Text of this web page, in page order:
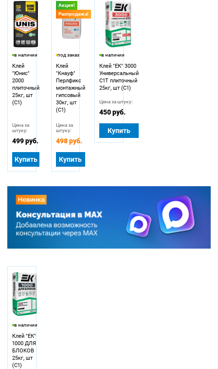
в наличии
Клей
"Юнис"
2000
плиточный
25кг, шт
(С1)
Цена за
штуку:
499 руб.
Купить
Акция!
Распродажа!
под заказ
Клей
"Кнауф"
Перлфикс
монтажный
гипсовый
30кг, шт
(С1)
Цена за
штуку:
498 руб.
Купить
в наличии
Клей "ЕК" 3000
Универсальный
С1Т плиточный
25кг, шт (С1)
Цена за штуку:
450 руб.
Купить
в наличии
Клей "ЕК"
1000 ДЛЯ
БЛОКОВ
25кг, шт
(С1)